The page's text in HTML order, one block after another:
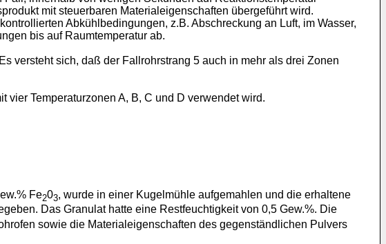
mit steuerbaren Materialeigenschaften übergeführt wird.
Abkühlbedingungen, z.B. Abschreckung an Luft, im Wasser,
bis auf Raumtemperatur ab.
versteht sich, daß der Fallrohrstrang 5 auch in mehr als drei Zonen
Temperaturzonen A, B, C und D verwendet wird.
Fe203, wurde in einer Kugelmühle aufgemahlen und die erhaltene
Das Granulat hatte eine Restfeuchtigkeit von 0,5 Gew.%. Die
sowie die Materialeigenschaften des gegenständlichen Pulvers